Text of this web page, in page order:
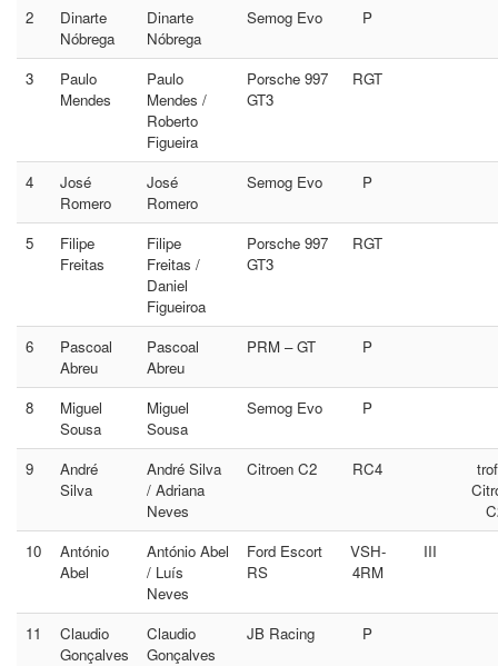
2
Dinarte
Nóbrega
Dinarte
Nóbrega
Semog Evo P
3
Paulo
Mendes
Paulo
Mendes /
Roberto
Figueira
Porsche 997
GT3
RGT
4
José
Romero
José
Romero
Semog Evo P
5
Filipe
Freitas
Filipe
Freitas /
Daniel
Figueiroa
Porsche 997
GT3
RGT
6
Pascoal
Abreu
Pascoal
Abreu
PRM – GT P
8
Miguel
Sousa
Miguel
Sousa
Semog Evo P
9
André
Silva
André Silva
/ Adriana
Neves
Citroen C2 RC4
10
António
Abel
António Abel
/ Luís
Neves
Ford Escort
RS
VSH-
4RM
III
11
Claudio
Gonçalves
Claudio
Gonçalves
JB Racing P